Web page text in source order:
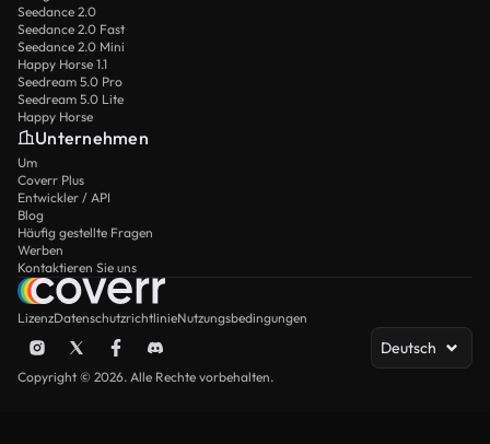
Seedance 2.0
Seedance 2.0 Fast
Seedance 2.0 Mini
Happy Horse 1.1
Seedream 5.0 Pro
Seedream 5.0 Lite
Happy Horse
Unternehmen
Um
Coverr Plus
Entwickler / API
Blog
Häufig gestellte Fragen
Werben
Kontaktieren Sie uns
LizenzDatenschutzrichtlinieNutzungsbedingungen
Deutsch
Copyright © 2026. Alle Rechte vorbehalten.